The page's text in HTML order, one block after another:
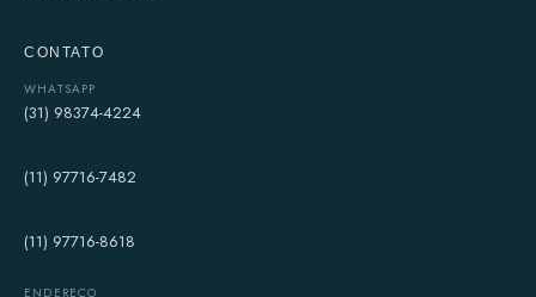
CONTATO
WHATSAPP
(31) 98374-4224
(11) 97716-7482
(11) 97716-8618
ENDEREÇO